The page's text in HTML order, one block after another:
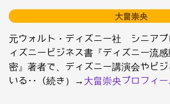
大畠崇央
元ウォルト・ディズニー社 シニア
ィズニービジネス書『ディズニー流
密』著者で、ディズニー講演会やビ
いる･･（続き）→ 大畠崇央プロフィー